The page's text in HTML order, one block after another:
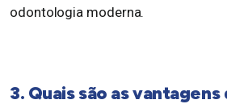
odontologia moderna.
3. Quais são as